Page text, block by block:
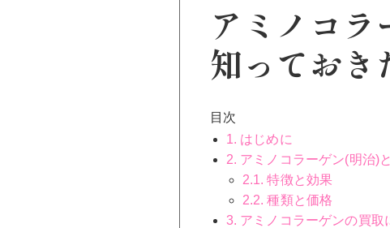
アミノコ
知っておき
目次
1. はじめに
2. アミノコラーゲン(明治)
2.1. 特徴と効果
2.2. 種類と価格
3. アミノコラーゲンの買取